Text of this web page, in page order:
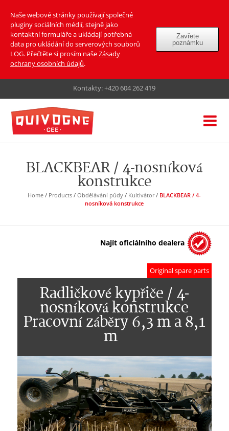
Naše webové stránky používají společné
pluginy sociálních médií, stejně jako
kontaktní formuláře a ukládají potřebná
data pro ukládání do serverových souborů
LOG. Přečtěte si prosím našeZásady
ochrany osobních údajů.
Zavřete
poznámku
Kontakty:+420 604 262 419
BLACKBEAR / 4-nosníková
konstrukce
Home / Products /Obdělávání půdy / Kultivátor/ BLACKBEAR / 4-
nosníková konstrukce
Najít oficiálního dealera
Original spare parts
Radličkové kypřiče / 4-
nosníková konstrukce
Pracovní záběry 6,3 m a 8,1
m